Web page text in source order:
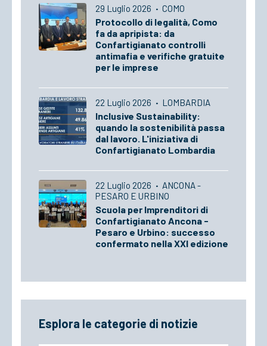
29 Luglio 2026 · COMO
Protocollo di legalità, Como
fa da apripista: da
Confartigianato controlli
antimafia e verifiche gratuite
per le imprese
22 Luglio 2026 · LOMBARDIA
Inclusive Sustainability:
quando la sostenibilità passa
dal lavoro. L'iniziativa di
Confartigianato Lombardia
22 Luglio 2026 · ANCONA -
PESARO E URBINO
Scuola per Imprenditori di
Confartigianato Ancona -
Pesaro e Urbino: successo
confermato nella XXI edizione
Esplora le categorie di notizie